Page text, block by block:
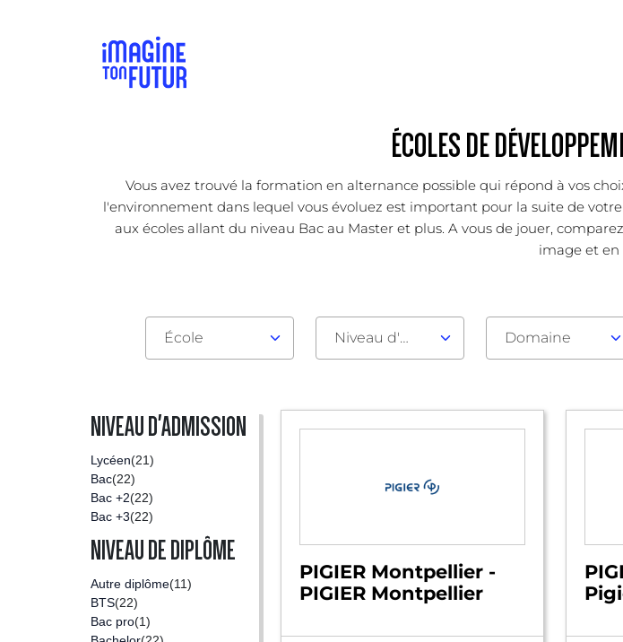
ÉCOLES DE
Vous avez trouvé la formation en alternance possible qui répond à vos
l'environnement dans lequel vous évoluez est important pour la suite de
aux écoles allant du niveau Bac au Master et plus. A vous de jouer,
image et en
École Niveau d'admission Domaine
NIVEAU D'ADMISSION
Lycéen(21)
Bac(22)
Bac +2(22)
Bac +3(22)
NIVEAU DE DIPLÔME
Autre diplôme(11)
BTS(22)
Bac pro(1)
PIGIER Montpellier -
PIGIER Montpellier